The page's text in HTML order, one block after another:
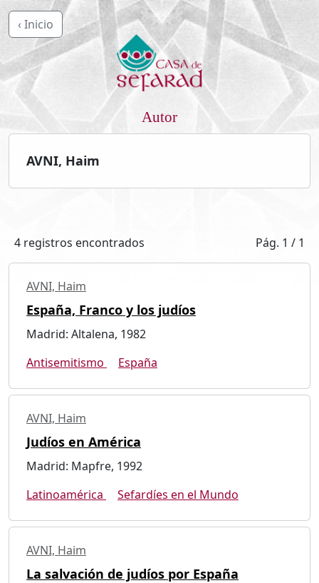
‹ Inicio
Autor
AVNI, Haim
4 registros encontrados Pág. 1 / 1
AVNI, Haim
España, Franco y los judíos
Madrid: Altalena, 1982
Antisemitismo
España
AVNI, Haim
Judíos en América
Madrid: Mapfre, 1992
Latinoamérica
Sefardíes en el Mundo
AVNI, Haim
La salvación de judíos por España